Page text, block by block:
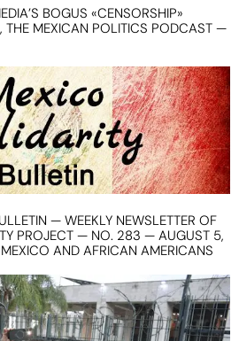
BOGUS «CENSORSHIP»
MEXICAN POLITICS PODCAST —
— WEEKLY NEWSLETTER OF
PROJECT — NO. 283 — AUGUST 5,
AND AFRICAN AMERICANS